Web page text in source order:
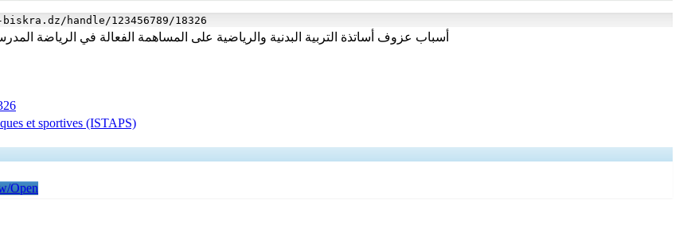
handle/123456789/18326
أسباب عزوف أساتذة التربية البدنية والرياضية على المساهمة الفعالة في الرياضة
et sportives (ISTAPS)
Open